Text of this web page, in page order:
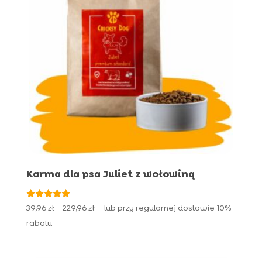
Karma dla psa Juliet z wołowiną
Oceniono
4.91
na 5
39,96zł – 229,96złZakres
— lub przy regularnej dostawie 10%
rabatu